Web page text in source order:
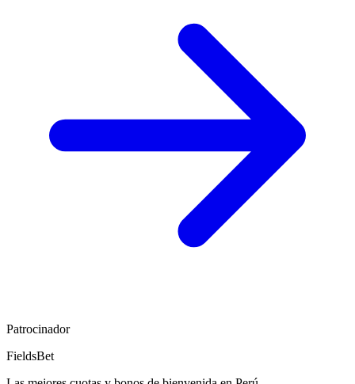
Patrocinador
FieldsBet